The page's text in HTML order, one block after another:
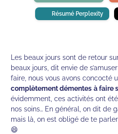
Résumé Perplexity
Les beaux jours sont de retour
beaux jours, dit envie de
faire, nous vous avons concocté
complètement démentes à faire
évidemment, ces activités ont
nos soins… En général, on dit de
mais là, on est obligé de te
😄